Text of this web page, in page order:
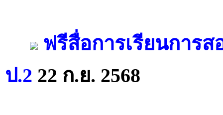
ฟรีสื่อการเรียนการ
ป.2 22 ก.ย. 2568